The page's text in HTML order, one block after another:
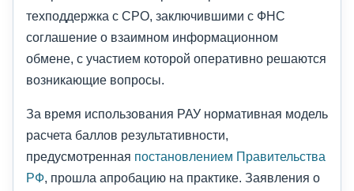
техподдержка с СРО, заключившими с ФНС
соглашение о взаимном информационном
обмене, с участием которой оперативно решаются
возникающие вопросы.
За время использования РАУ нормативная модель
расчета баллов результативности,
предусмотренная постановлением Правительства
РФ, прошла апробацию на практике. Заявления о